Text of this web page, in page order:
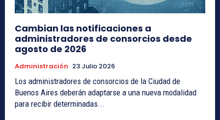
Cambian las notificaciones a
administradores de consorcios desde
agosto de 2026
Administración 23 Julio 2026
Los administradores de consorcios de la Ciudad de
Buenos Aires deberán adaptarse a una nueva modalidad
para recibir determinadas...